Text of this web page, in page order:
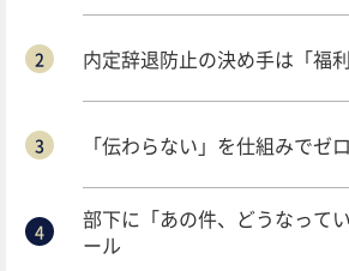
内定辞退防止の決め手は「福
「伝わらない」を仕組みで
部下に「あの件、どうなって
ール